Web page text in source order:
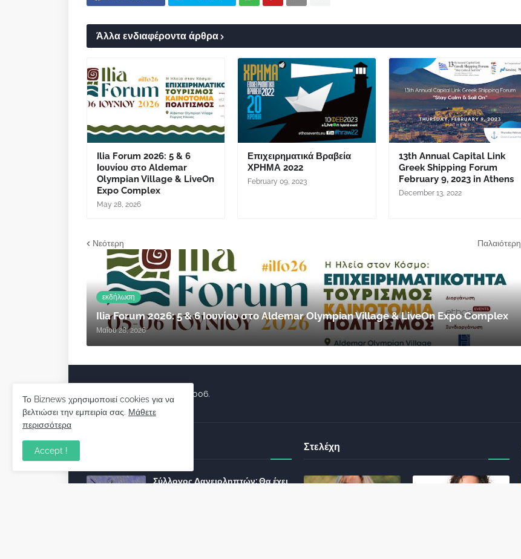
Άλλα ενδιαφέροντα άρθρα
Ilia Forum 2026: 5 & 6
Ιουνίου στο Aldemar
Olympian Village & LiveOn
Expo Complex
May 28, 2026
Επιχειρηματικά Βραβεία
ΧΡΗΜΑ 2022
February 09, 2023
13th Annual Capital Link
Greek Shipping Forum
February 9, 2023 in Athens
December 13, 2022
Νεότερη Παλαιότερη
εκδήλωση
Ilia Forum 2026: 5 & 6 Ιουνίου στο Aldemar Olympian Village & LiveOn Expo Complex
Μαΐου 28, 2026
Biznews από το 2006.
Σύλλογος Δανειοληπτών: Θα έχει
Στελέχη
Το Biznews χρησιμοποιεί cookies για να
βελτιώσει την εμπειρία σας. Μάθετε
περισσότερα
Accept !